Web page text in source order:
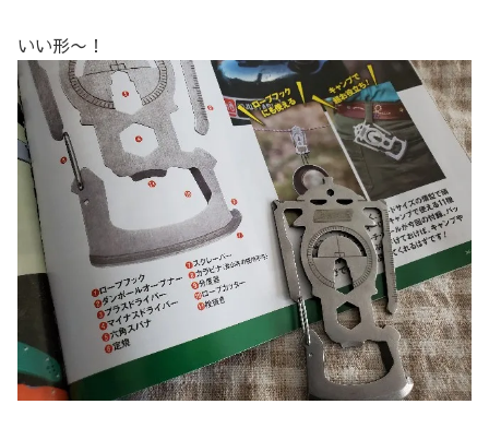
いい形〜！